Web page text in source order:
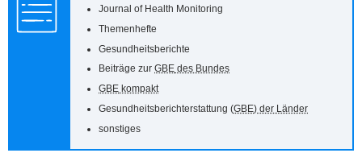
Journal of Health Monitoring
Themenhefte
Gesundheitsberichte
Beiträge zur GBE des Bundes
GBE kompakt
Gesundheitsberichterstattung (GBE) der Länder
sonstiges